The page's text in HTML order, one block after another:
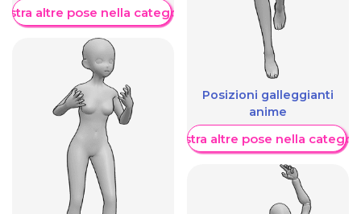
altre pose nella categoria
Posizioni galleggianti
anime
Mostra altre pose nella